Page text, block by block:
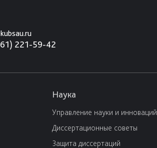
221-59-42
Наука
Управление науки и инноваций
Диссертационные советы
Защита диссертаций